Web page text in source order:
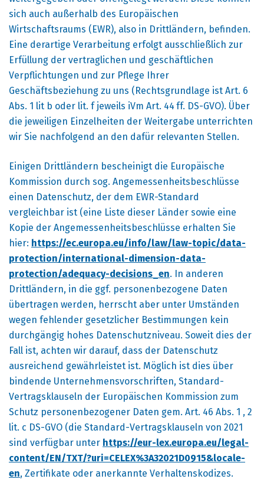
sich auch außerhalb des Europäischen
Wirtschaftsraums (EWR), also in Drittländern, befinden.
Eine derartige Verarbeitung erfolgt ausschließlich zur
Erfüllung der vertraglichen und geschäftlichen
Verpflichtungen und zur Pflege Ihrer
Geschäftsbeziehung zu uns (Rechtsgrundlage ist Art. 6
Abs. 1 lit b oder lit. f jeweils iVm Art. 44 ff. DS-GVO). Über
die jeweiligen Einzelheiten der Weitergabe unterrichten
wir Sie nachfolgend an den dafür relevanten Stellen.
Einigen Drittländern bescheinigt die Europäische
Kommission durch sog. Angemessenheitsbeschlüsse
einen Datenschutz, der dem EWR-Standard
vergleichbar ist (eine Liste dieser Länder sowie eine
Kopie der Angemessenheitsbeschlüsse erhalten Sie
hier: https://ec.europa.eu/info/law/law-topic/data-
protection/international-dimension-data-
protection/adequacy-decisions_en. In anderen
Drittländern, in die ggf. personenbezogene Daten
übertragen werden, herrscht aber unter Umständen
wegen fehlender gesetzlicher Bestimmungen kein
durchgängig hohes Datenschutzniveau. Soweit dies der
Fall ist, achten wir darauf, dass der Datenschutz
ausreichend gewährleistet ist. Möglich ist dies über
bindende Unternehmensvorschriften, Standard-
Vertragsklauseln der Europäischen Kommission zum
Schutz personenbezogener Daten gem. Art. 46 Abs. 1 , 2
lit. c DS-GVO (die Standard-Vertragsklauseln von 2021
sind verfügbar unter https://eur-lex.europa.eu/legal-
content/EN/TXT/?uri=CELEX%3A32021D0915&locale-
en, Zertifikate oder anerkannte Verhaltenskodizes.